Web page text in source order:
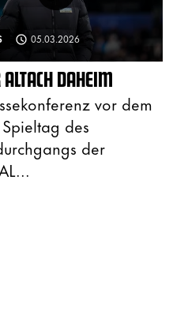
DAHEIM
vor dem
des
der
05.03.2026